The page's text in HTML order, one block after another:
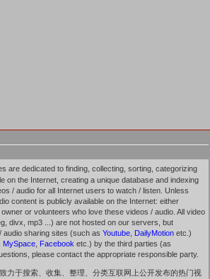
are dedicated to finding, collecting, sorting, categorizing
on the Internet, creating a unique database and indexing
/ audio for all Internet users to watch / listen. Unless
content is publicly available on the Internet: either
or volunteers who love these videos / audio. All video
divx, mp3 ...) are not hosted on our servers, but
audio sharing sites (such as Youtube DailyMotion etc.)
MySpace Facebook etc.) by the third parties (as
please contact the appropriate responsible party.
力于搜索、收集、整理、分类互联网上公开发布的热门视